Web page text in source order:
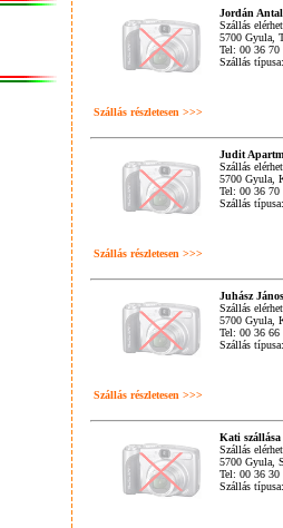
Jordán
Szállás
5700 Gyula,
Tel: 00 36 70
Szállás
Szállás részletesen >>>
Judit
Szállás
5700 Gyula,
Tel: 00 36 70
Szállás
Szállás részletesen >>>
Juhász
Szállás
5700 Gyula,
Tel: 00 36 66
Szállás
Szállás részletesen >>>
Kati szállása
Szállás
5700 Gyula,
Tel: 00 36 30
Szállás